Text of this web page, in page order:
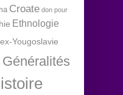
Croate don pour
Ethnologie
ex-Yougoslavie
Généralités